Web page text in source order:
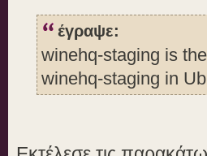
έγραψε:
winehq-staging is
winehq-staging in